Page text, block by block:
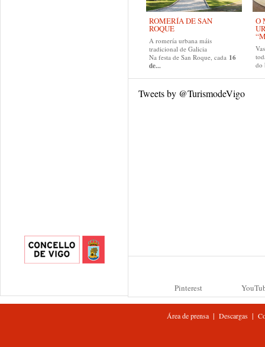
ROMERÍA DE SAN
ROQUE
A romería urbana máis
tradicional de Galicia
Na festa de San Roque, cada 16
de...
O
do
Tweets by @TurismodeVigo
Pinterest
Área de prensa| Descargas|